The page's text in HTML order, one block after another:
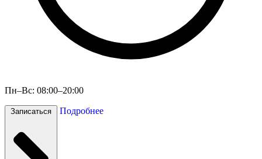
Пн–Вс: 08:00–20:00
Записаться Подробнее